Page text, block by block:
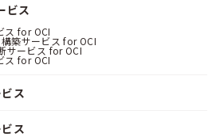
ビス
ス for OCI
築サービス for OCI
サービス for OCI
ス for OCI
ス
ス